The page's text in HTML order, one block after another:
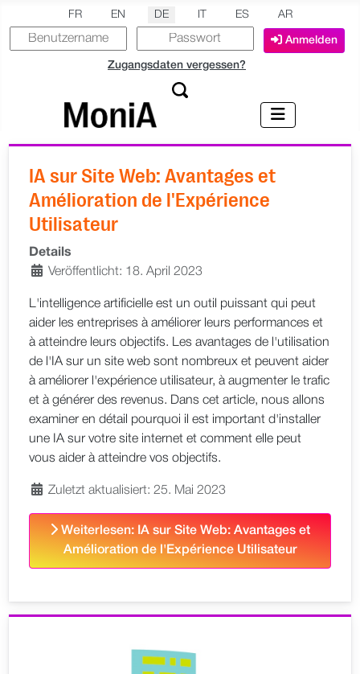
Sprache auswählen
FR EN DE ES AR
Anmelden
Zugangsdaten vergessen?
IA sur Site Web: Avantages et
Amélioration de l'Expérience
Utilisateur
Details
Veröffentlicht: 18. April 2023
L'intelligence artificielle est un outil puissant qui peut
aider les entreprises à améliorer leurs performances et
à atteindre leurs objectifs. Les avantages de l'utilisation
de l'IA sur un site web sont nombreux et peuvent aider
à améliorer l'expérience utilisateur, à augmenter le trafic
et à générer des revenus. Dans cet article, nous allons
examiner en détail pourquoi il est important d'installer
une IA sur votre site internet et comment elle peut
vous aider à atteindre vos objectifs.
Zuletzt aktualisiert: 25. Mai 2023
Weiterlesen: IA sur Site Web: Avantages et
Amélioration de l'Expérience Utilisateur